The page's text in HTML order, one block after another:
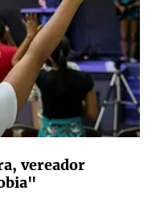
vereador